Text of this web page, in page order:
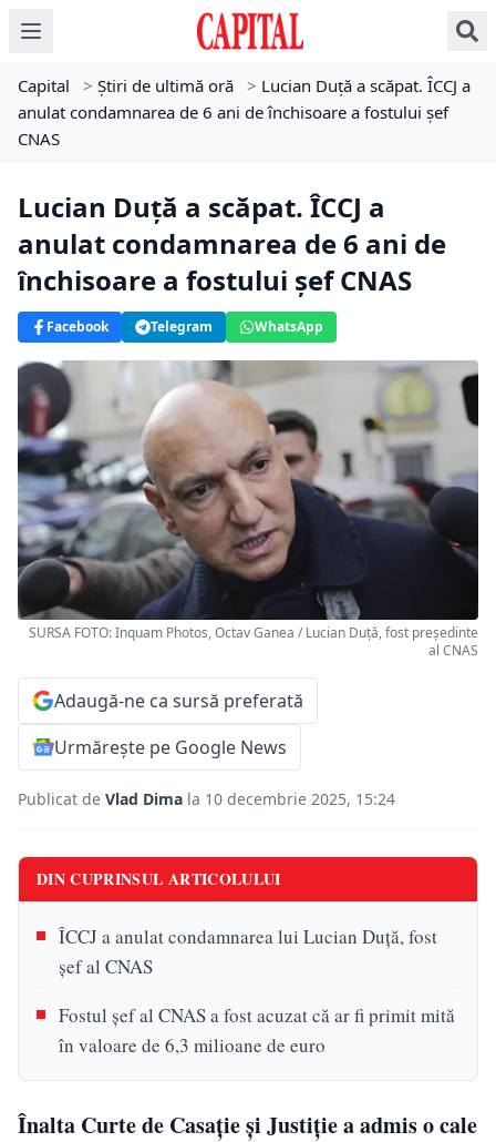
Capital > Știri de ultimă oră > Lucian Duță a scăpat. ÎCCJ a
anulat condamnarea de 6 ani de închisoare a fostului șef
CNAS
Lucian Duță a scăpat. ÎCCJ a
anulat condamnarea de 6 ani de
închisoare a fostului șef CNAS
Facebook Telegram WhatsApp
SURSA FOTO: Inquam Photos, Octav Ganea / Lucian Duță, fost președinte
al CNAS
Adaugă-ne ca sursă preferată
Urmărește pe Google News
Publicat de Vlad Dima la 10 decembrie 2025, 15:24
DIN CUPRINSUL ARTICOLULUI
ÎCCJ a anulat condamnarea lui Lucian Duță, fost
șef al CNAS
Fostul șef al CNAS a fost acuzat că ar fi primit mită
în valoare de 6,3 milioane de euro
Înalta Curte de Casație și Justiție a admis o cale